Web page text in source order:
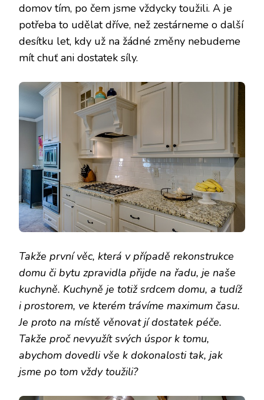
domov tím, po čem jsme vždycky toužili. A je
potřeba to udělat dříve, než zestárneme o další
desítku let, kdy už na žádné změny nebudeme
mít chuť ani dostatek síly.
Takže první věc, která v případě rekonstrukce
domu či bytu zpravidla přijde na řadu, je naše
kuchyně. Kuchyně je totiž srdcem domu, a tudíž
i prostorem, ve kterém trávíme maximum času.
Je proto na místě věnovat jí dostatek péče.
Takže proč nevyužít svých úspor k tomu,
abychom dovedli vše k dokonalosti tak, jak
jsme po tom vždy toužili?